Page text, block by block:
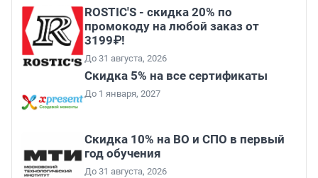
ROSTIC'S - скидка 20% по
промокоду на любой заказ от
3199₽!
До 31 августа, 2026
Скидка 5% на все сертификаты
До 1 января, 2027
Скидка 10% на ВО и СПО в первый
год обучения
До 31 августа, 2026